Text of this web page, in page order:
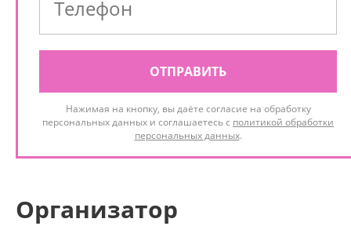
ОТПРАВИТЬ
Нажимая на кнопку, вы даёте согласие на обработку
персональных данных и соглашаетесь с политикой обработки
персональных данных.
Организатор